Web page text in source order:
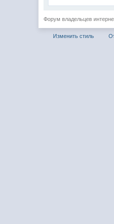
Форум владельцев
Изменить стиль